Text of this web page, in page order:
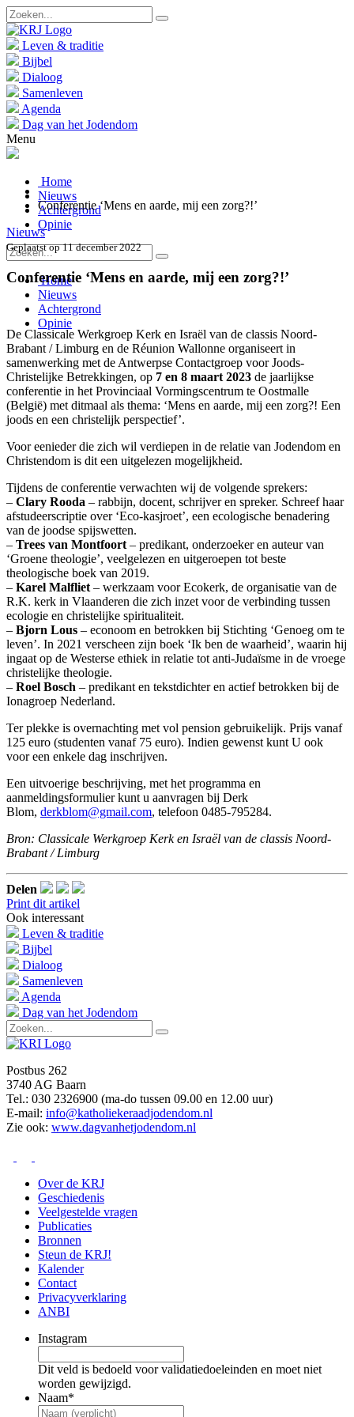
Leven & traditie
Bijbel
Dialoog
Samenleven
Agenda
Dag van het Jodendom
Menu
Home
Nieuws
Achtergrond
Opinie
Home
Nieuws
Achtergrond
Opinie
Conferentie ‘Mens en aarde, mij een zorg?!’
Nieuws
Geplaatst op 11 december 2022
Conferentie ‘Mens en aarde, mij een zorg?!’
De Classicale Werkgroep Kerk en Israël van de classis Noord-
Brabant / Limburg en de Réunion Wallonne organiseert in
samenwerking met de Antwerpse Contactgroep voor Joods-
Christelijke Betrekkingen, op 7 en 8 maart 2023 de jaarlijkse
conferentie in het Provinciaal Vormingscentrum te Oostmalle
(België) met ditmaal als thema: ‘Mens en aarde, mij een zorg?! Een
joods en een christelijk perspectief’.
Voor eenieder die zich wil verdiepen in de relatie van Jodendom en
Christendom is dit een uitgelezen mogelijkheid.
Tijdens de conferentie verwachten wij de volgende sprekers:
– Clary Rooda – rabbijn, docent, schrijver en spreker. Schreef haar
afstudeerscriptie over ‘Eco-kasjroet’, een ecologische benadering
van de joodse spijswetten.
– Trees van Montfoort– predikant, onderzoeker en auteur van
‘Groene theologie’, veelgelezen en uitgeroepen tot beste
theologische boek van 2019.
– Karel Malfliet– werkzaam voor Ecokerk, de organisatie van de
R.K. kerk in Vlaanderen die zich inzet voor de verbinding tussen
ecologie en christelijke spiritualiteit.
– Bjorn Lous – econoom en betrokken bij Stichting ‘Genoeg om te
leven’. In 2021 verscheen zijn boek ‘Ik ben de waarheid’, waarin hij
ingaat op de Westerse ethiek in relatie tot anti-Judaïsme in de vroege
christelijke theologie.
– Roel Bosch – predikant en tekstdichter en actief betrokken bij de
Ionagroep Nederland.
Ter plekke is overnachting met vol pension gebruikelijk. Prijs vanaf
125 euro (studenten vanaf 75 euro). Indien gewenst kunt U ook
voor een enkele dag inschrijven.
Een uitvoerige beschrijving, met het programma en
aanmeldingsformulier kunt u aanvragen bij Derk
Blom, derkblom@gmail.com, telefoon 0485-795284.
Bron: Classicale Werkgroep Kerk en Israël van de classis Noord-
Brabant / Limburg
Delen
Print dit artikel
Ook interessant
Leven & traditie
Bijbel
Dialoog
Samenleven
Agenda
Dag van het Jodendom
Postbus 262
3740 AG Baarn
Tel.: 030 2326900 (ma-do tussen 09.00 en 12.00 uur)
E-mail: info@katholiekeraadjodendom.nl
Zie ook: www.dagvanhetjodendom.nl
Over de KRJ
Geschiedenis
Veelgestelde vragen
Publicaties
Bronnen
Steun de KRJ!
Kalender
Contact
Privacyverklaring
ANBI
Instagram
Dit veld is bedoeld voor validatiedoeleinden en moet niet
worden gewijzigd.
Naam*